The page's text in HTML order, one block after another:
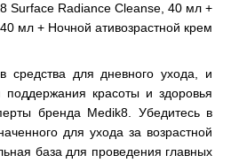
Surface Radiance Cleanse, 40 мл +
мл + Ночной ативозрастной крем
для дневного ухода, и
красоты и здоровья
бренда Medik8. Убедитесь в
для ухода за возрастной
база для проведения главных